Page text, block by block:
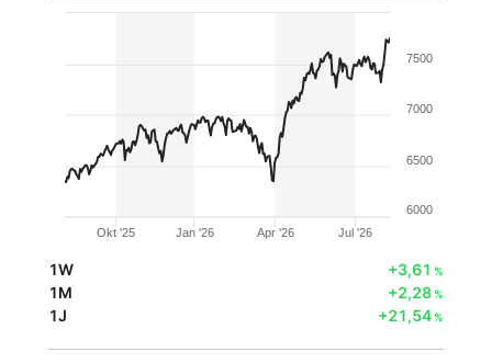
Okt '25 Jan '26 Apr '26 Jul '26
6000
6500
7000
7500
1W +3,61 %
1M +2,28%
1J +21,54%